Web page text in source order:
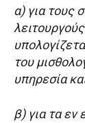
α) για τους
του
υπηρεσία
β) για τα εν